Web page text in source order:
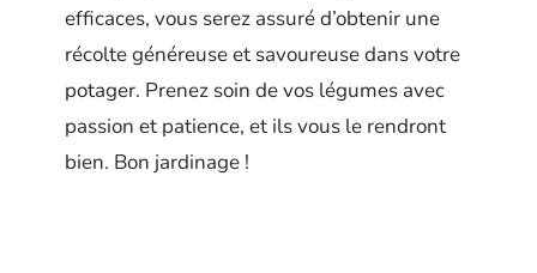
efficaces, vous serez assuré d’obtenir une
récolte généreuse et savoureuse dans votre
potager. Prenez soin de vos légumes avec
passion et patience, et ils vous le rendront
bien. Bon jardinage !